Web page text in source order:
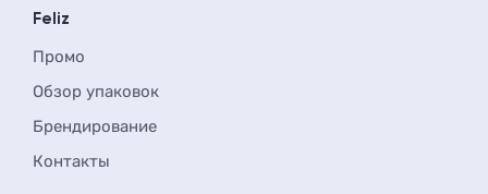
Feliz
Промо
Обзор упаковок
Брендирование
Контакты